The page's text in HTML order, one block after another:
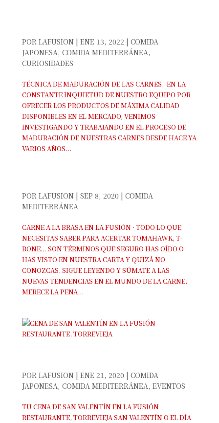
POR LAFUSION| ENE 13, 2022| COMIDA
JAPONESA, COMIDA MEDITERRÁNEA,
CURIOSIDADES
TÉCNICA DE MADURACIÓN DE LAS CARNES. EN LA
CONSTANTE INQUIETUD DE NUESTRO EQUIPO POR
OFRECER LOS PRODUCTOS DE MÁXIMA CALIDAD
DISPONIBLES EN EL MERCADO, VENIMOS
INVESTIGANDO Y TRABAJANDO EN EL PROCESO DE
MADURACIÓN DE NUESTRAS CARNES DESDE HACE YA
VARIOS AÑOS...
POR LAFUSION| SEP 8, 2020| COMIDA
MEDITERRÁNEA
CARNE A LA BRASA EN LA FUSIÓN · TODO LO QUE
NECESITAS SABER PARA ACERTAR TOMAHAWK, T-
BONE… SON TÉRMINOS QUE SEGURO HAS OÍDO O
HAS VISTO EN NUESTRA CARTA Y QUIZÁ NO
CONOZCAS. SIGUE LEYENDO Y SÚMATE A LAS
NUEVAS TENDENCIAS EN EL MUNDO DE LA CARNE,
MERECE LA PENA...
POR LAFUSION| ENE 21, 2020| COMIDA
JAPONESA, COMIDA MEDITERRÁNEA, EVENTOS
TU CENA DE SAN VALENTÍN EN LA FUSIÓN
RESTAURANTE, TORREVIEJA SAN VALENTÍN O EL DÍA